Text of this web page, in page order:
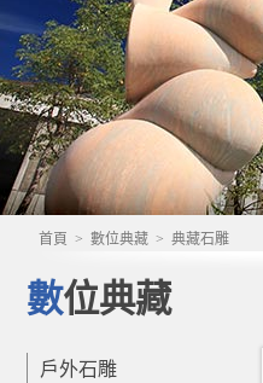
首頁 > 數位典藏 > 典藏石雕
數位典藏
戶外石雕